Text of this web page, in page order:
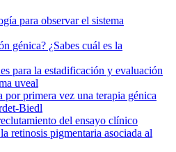
para observar el sistema
génica? ¿Sabes cuál es la
para la estadificación y evaluación
uveal
primera vez una terapia génica
Biedl
del ensayo clínico
retinosis pigmentaria asociada al